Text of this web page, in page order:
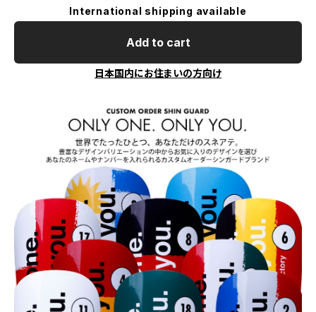
International shipping available
Add to cart
日本国内にお住まいの方向け